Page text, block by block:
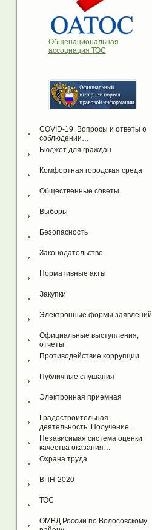
Общенациональная
ассоциация ТОС
COVID-19. Вопросы и ответы о
соблюдении…
Бюджет для граждан
Комфортная городская среда
Общественные советы
Выборы
Безопасность
Законодательство
Нормативные акты
Закупки
Электронные формы заявлений
Официальные выступления,
отчеты
Противодействие коррупции
Публичные слушания
Электронная приемная
Градостроительная
деятельность. Получение…
Независимая система оценки
качества оказания…
Охрана труда
ВПН-2020
ТОС
ОМВД России по Волосовскому